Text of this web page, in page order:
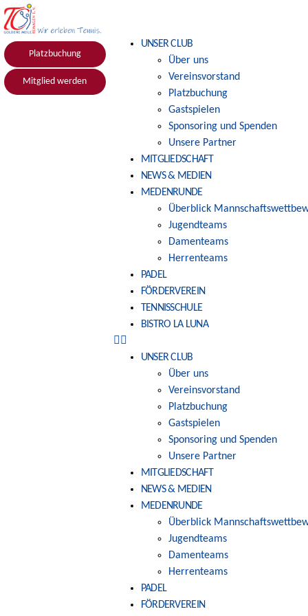
Platzbuchung
Mitglied werden
UNSER CLUB
Über uns
Vereinsvorstand
Platzbuchung
Gastspielen
Sponsoring und Spenden
Unsere Partner
MITGLIEDSCHAFT
NEWS & MEDIEN
MEDENRUNDE
Überblick
Jugendteams
Damenteams
Herrenteams
PADEL
FÖRDERVEREIN
TENNISSCHULE
BISTRO LA LUNA
UNSER CLUB
Über uns
Vereinsvorstand
Platzbuchung
Gastspielen
Sponsoring und Spenden
Unsere Partner
MITGLIEDSCHAFT
NEWS & MEDIEN
MEDENRUNDE
Überblick
Jugendteams
Damenteams
Herrenteams
PADEL
FÖRDERVEREIN